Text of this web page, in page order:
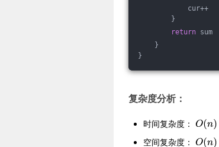
cur++
}
return sum
}
}
复杂度分析：
时间复杂度：
空间复杂度：